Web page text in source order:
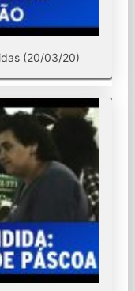
(20/03/20)